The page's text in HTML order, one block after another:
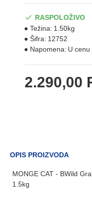
2.290,00
RASPOLOŽIVO
Težina: 1.50kg
Šifra: 12752
Napomena: U cenu
OPIS PROIZVODA
MONGE CAT - BWild
1.5kg